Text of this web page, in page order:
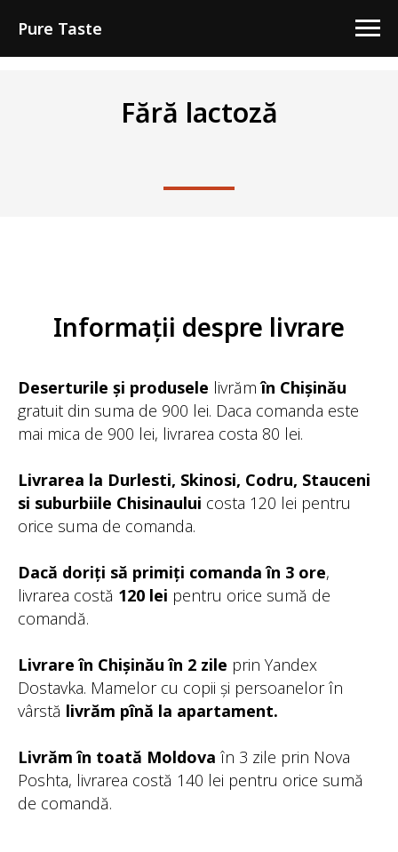
Pure Taste
Fără lactoză
Informații despre livrare
Deserturile și produsele livrămîn Chișinău
gratuit din suma de 900 lei. Daca comanda este
mai mica de 900 lei, livrarea costa 80 lei.
Livrarea la Durlesti, Skinosi, Codru, Stauceni
si suburbiile Chisinaului costa 120 lei pentru
orice suma de comanda.
Dacă doriți să primiți comanda în 3 ore,
livrarea costă 120 lei pentru orice sumă de
comandă.
Livrare în Chișinău în 2 zile prin Yandex
Dostavka. Mamelor cu copii și persoanelor în
vârstă livrăm pînă la apartament.
Livrăm în toată Moldova în 3 zile prin Nova
Poshta, livrarea costă 140 lei pentru orice sumă
de comandă.